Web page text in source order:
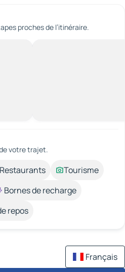
proches de l’itinéraire.
votre trajet.
Restaurants
Tourisme
Bornes de recharge
repos
Français